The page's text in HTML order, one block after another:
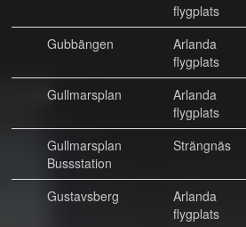
flygplats
Gubbängen
Arlanda
flygplats
Gullmarsplan
Arlanda
flygplats
Gullmarsplan
Bussstation
Strängnäs
Gustavsberg
Arlanda
flygplats